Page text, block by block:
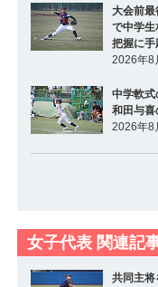
大会前最
で中学生
把握に手
2026年8
中学軟式
和田与喜
2026年8
女子代表 関連記
共同主将